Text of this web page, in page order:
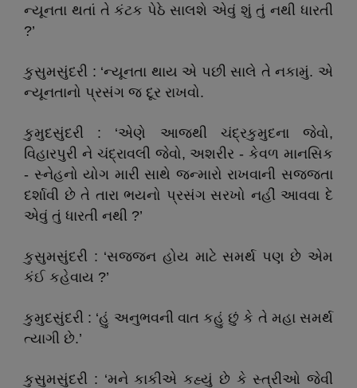
ન્યૂનતા થતાં તે કંટક પેઠે સાલશે એવું શું તું નથી ધારતી
?’
કુસુમસુંદરી : ‘ન્યૂનતા થાય એ પછી સાલે તે નકામું. એ
ન્યૂનતાનો પ્રસંગ જ દૂર રાખવો.
કુમુદસુંદરી : ‘એણે આજથી ચંદ્રકુમુદના જેવો,
વિહારપુરી ને ચંદ્રાવલી જેવો, અશરીર - કેવળ માનસિક
- સ્નેહનો યોગ મારી સાથે જન્મારો રાખવાની સજ્જતા
દર્શાવી છે તે તારા ભયનો પ્રસંગ સરખો નહીં આવવા દે
એવું તું ધારતી નથી ?’
કુસુમસુંદરી : ‘સજ્જન હોય માટે સમર્થ પણ છે એમ
કંઈ કહેવાય ?’
કુમુદસુંદરી : ‘હું અનુભવની વાત કહું છું કે તે મહા સમર્થ
ત્યાગી છે.’
કુસુમસુંદરી : ‘મને કાકીએ કહ્યું છે કે સ્ત્રીઓ જેવી